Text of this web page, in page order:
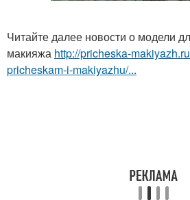
Читайте далее новости о модели
макияжа http://pricheska-
pricheskam-i-makiyazhu/...